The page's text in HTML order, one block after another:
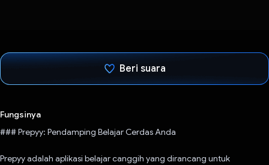
Beri suara
Fungsinya
### Prepyy: Pendamping Belajar Cerdas Anda
Prepyy adalah aplikasi belajar canggih yang dirancang untuk